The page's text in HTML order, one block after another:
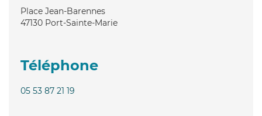
Place Jean-Barennes
47130 Port-Sainte-Marie
Téléphone
05 53 87 21 19